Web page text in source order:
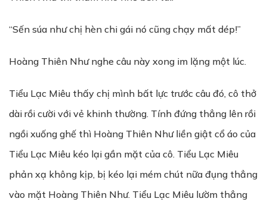
“Sến súa như chị hèn chi gái nó cũng chạy mất dép!”
Hoàng Thiên Như nghe câu này xong im lặng một lúc.
Tiểu Lạc Miêu thấy chị mình bất lực trước câu đó, cô thở
dài rồi cười với vẻ khinh thường. Tính đứng thẳng lên rồi
ngồi xuống ghế thì Hoàng Thiên Như liền giật cổ áo của
Tiểu Lạc Miêu kéo lại gần mặt của cô. Tiểu Lạc Miêu
phản xạ không kịp, bị kéo lại mém chút nữa đụng thẳng
vào mặt Hoàng Thiên Như. Tiểu Lạc Miêu lườm thẳng